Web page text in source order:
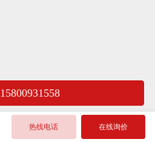
15800931558
热线电话 在线询价